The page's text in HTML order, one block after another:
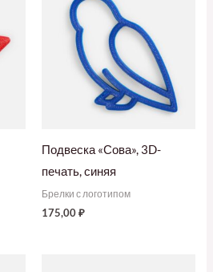
Подвеска «Сова», 3D-
печать, синяя
Брелки с логотипом
175,00₽